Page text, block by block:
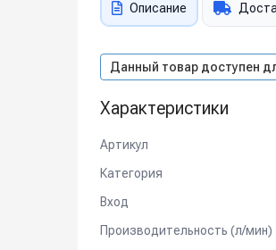
Описание
Данный товар доступен
Характеристики
Артикул
Категория
Вход
Производительность (л/мин)